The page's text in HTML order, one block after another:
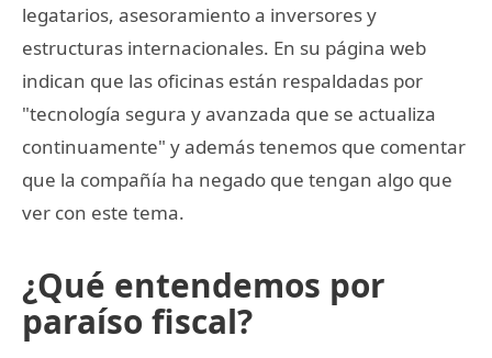
legatarios, asesoramiento a inversores y
estructuras internacionales. En su página web
indican que las oficinas están respaldadas por
"tecnología segura y avanzada que se actualiza
continuamente" y además tenemos que comentar
que la compañía ha negado que tengan algo que
ver con este tema.
¿Qué entendemos por
paraíso fiscal?